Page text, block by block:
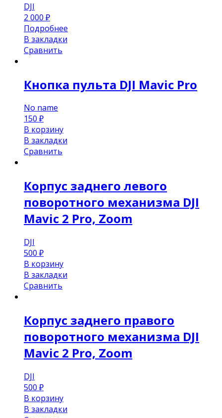
DJI
2 000 ₽
Подробнее
В закладки
Сравнить
Кнопка пульта DJI Mavic Pro
No name
150 ₽
В корзину
В закладки
Сравнить
Корпус заднего левого
поворотного механизма DJI
Mavic 2 Pro, Zoom
DJI
500 ₽
В корзину
В закладки
Сравнить
Корпус заднего правого
поворотного механизма DJI
Mavic 2 Pro, Zoom
DJI
500 ₽
В корзину
В закладки